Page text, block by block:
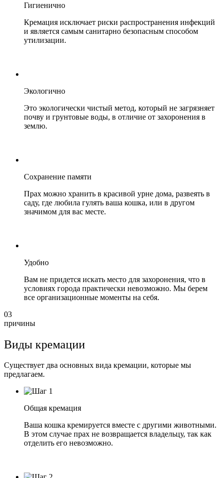
Гигиенично
Кремация исключает риски распространения инфекций
и является самым санитарно безопасным способом
утилизации.
Экологично
Это экологически чистый метод, который не загрязняет
почву и грунтовые воды, в отличие от захоронения в
землю.
Сохранение памяти
Прах можно хранить в красивой урне дома, развеять в
саду, где любила гулять ваша кошка, или в другом
значимом для вас месте.
Удобно
Вам не придется искать место для захоронения, что в
условиях города практически невозможно. Мы берем
все организационные моменты на себя.
03
причины
Виды кремации
Существует два основных вида кремации, которые мы
предлагаем.
Общая кремация
Ваша кошка кремируется вместе с другими животными.
В этом случае прах не возвращается владельцу, так как
отделить его невозможно.